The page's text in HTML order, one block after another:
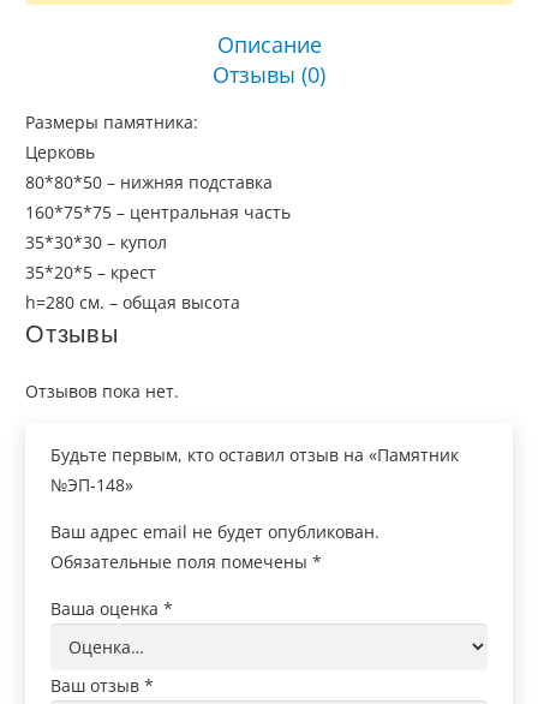
Описание
Отзывы (0)
Размеры памятника:
Церковь
80*80*50 – нижняя подставка
160*75*75 – центральная часть
35*30*30 – купол
35*20*5 – крест
h=280 см. – общая высота
Отзывы
Отзывов пока нет.
Будьте первым, кто оставил отзыв на «Памятник
№ЭП-148»
Ваш адрес email не будет опубликован.
Обязательные поля помечены *
Ваша оценка *
Ваш отзыв *